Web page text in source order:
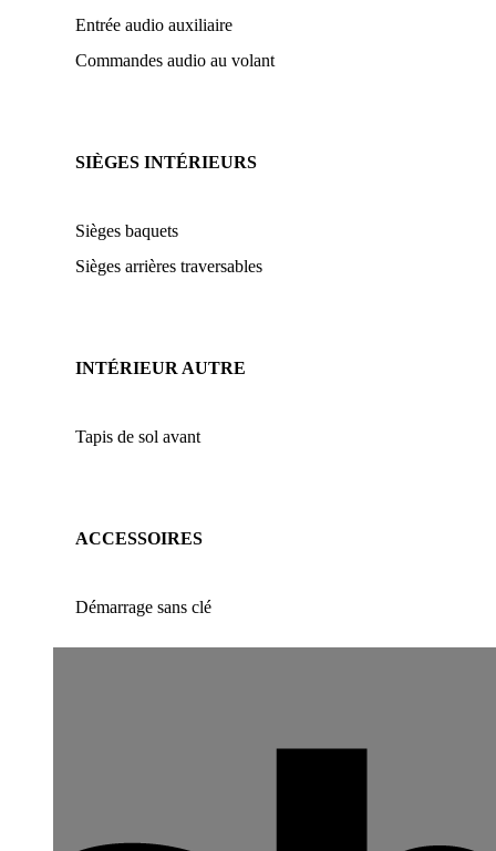
Entrée audio auxiliaire
Commandes audio au volant
SIÈGES INTÉRIEURS
Sièges baquets
Sièges arrières traversables
INTÉRIEUR AUTRE
Tapis de sol avant
ACCESSOIRES
Démarrage sans clé